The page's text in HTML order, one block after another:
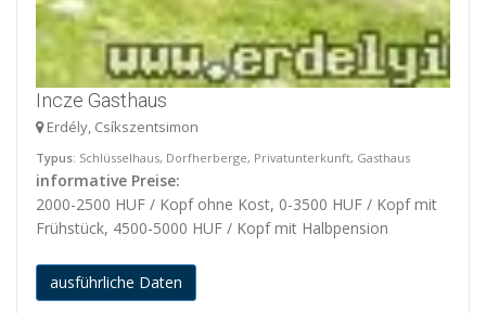
Incze Gasthaus
Erdély, Csíkszentsimon
Typus: Schlüsselhaus, Dorfherberge, Privatunterkunft, Gasthaus
informative Preise:
2000-2500 HUF / Kopf ohne Kost, 0-3500 HUF / Kopf mit
Frühstück, 4500-5000 HUF / Kopf mit Halbpension
ausführliche Daten